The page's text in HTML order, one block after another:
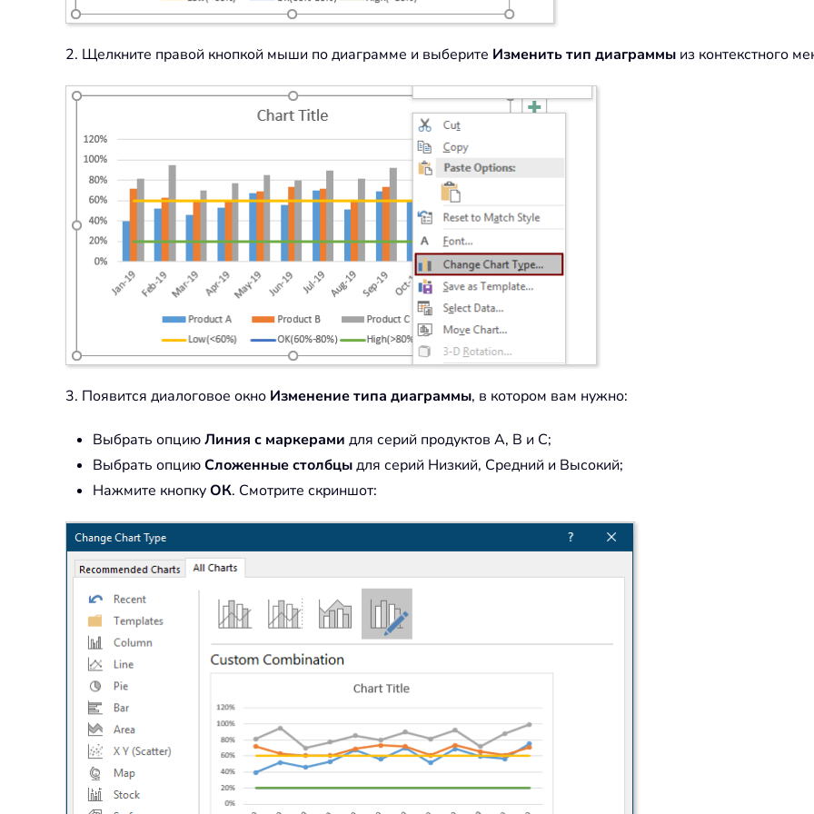
2. Щелкните правой кнопкой мыши по диаграмме и выберите Изменить тип диаграммы из контекстного
3. Появится диалоговое окно Изменение типа диаграммы, в котором вам нужно:
Выбрать опциюЛиния с маркерами для серий продуктов A, B и C;
Выбрать опциюСложенные столбцыдля серий Низкий, Средний и Высокий;
Нажмите кнопкуОК. Смотрите скриншот: